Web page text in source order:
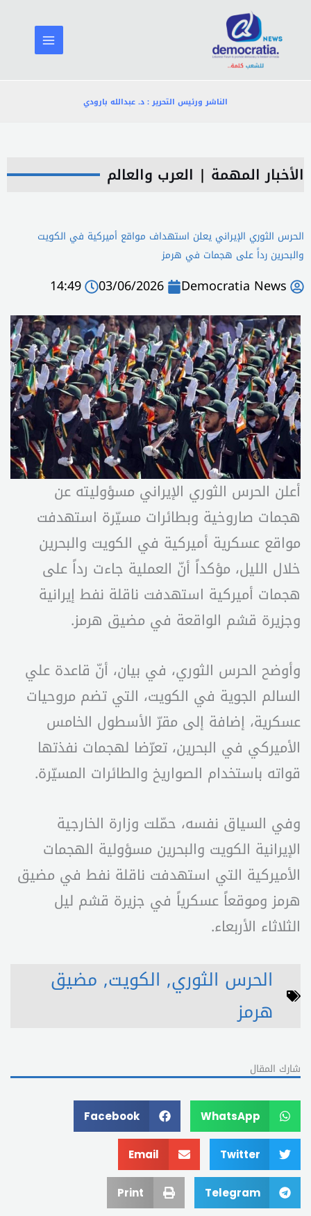
المحتوى
الناشر ورئيس التحرير : د. عبدالله بارودي
الأخبار المهمة | العرب والعالم
الحرس الثوري الإيراني يعلن استهداف مواقع أميركية في الكويت
والبحرين رداً على هجمات في هرمز
Democratia News
03/06/2026
14:49
أعلن الحرس الثوري الإيراني مسؤوليته عن
هجمات صاروخية وبطائرات مسيّرة استهدفت
مواقع عسكرية أميركية في الكويت والبحرين
خلال الليل، مؤكداً أنّ العملية جاءت رداً على
هجمات أميركية استهدفت ناقلة نفط إيرانية
وجزيرة قشم الواقعة في مضيق هرمز.
وأوضح الحرس الثوري، في بيان، أنّ قاعدة علي
السالم الجوية في الكويت، التي تضم مروحيات
عسكرية، إضافة إلى مقرّ الأسطول الخامس
الأميركي في البحرين، تعرّضا لهجمات نفذتها
قواته باستخدام الصواريخ والطائرات المسيّرة.
وفي السياق نفسه، حمّلت وزارة الخارجية
الإيرانية الكويت والبحرين مسؤولية الهجمات
الأميركية التي استهدفت ناقلة نفط في مضيق
هرمز وموقعاً عسكرياً في جزيرة قشم ليل
الثلاثاء الأربعاء.
الحرس الثوري, الكويت, مضيق
هرمز
شارك المقال
WhatsApp
Facebook
Twitter
Email
Telegram
Print